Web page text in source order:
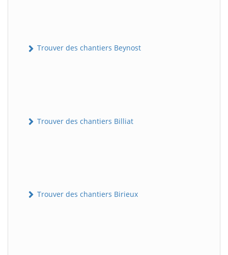
Trouver des chantiers Beynost
Trouver des chantiers Billiat
Trouver des chantiers Birieux